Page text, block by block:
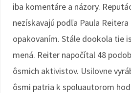
iba komentáre a názory.
nezískavajú podľa Paula
opakovaním. Stále dookola tie
mená. Reiter napočítal 48
ôsmich aktivistov. Usilovne
ôsmi patria k spoluautorom